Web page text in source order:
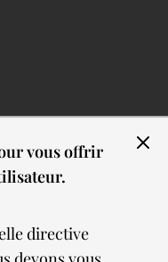
vous offrir
directive